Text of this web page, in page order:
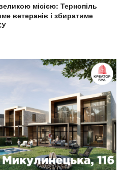
місією: Тернопіль
ветеранів і збиратиме